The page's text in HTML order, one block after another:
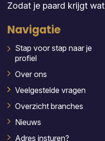
Zodat je paard krijgt
Navigatie
Stap voor stap naar je
profiel
Over ons
Veelgestelde vragen
Overzicht branches
Nieuws
Adres insturen?